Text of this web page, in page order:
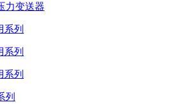
力变送器
系列
系列
系列
列